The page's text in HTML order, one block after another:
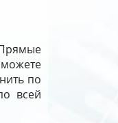
по
всей